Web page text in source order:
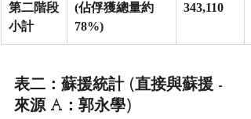
第二階段
小計
(佔俘獲總量約
78%)
343,110
表二：蘇援統計 (直接與蘇援 -
來源 A：郭永學)